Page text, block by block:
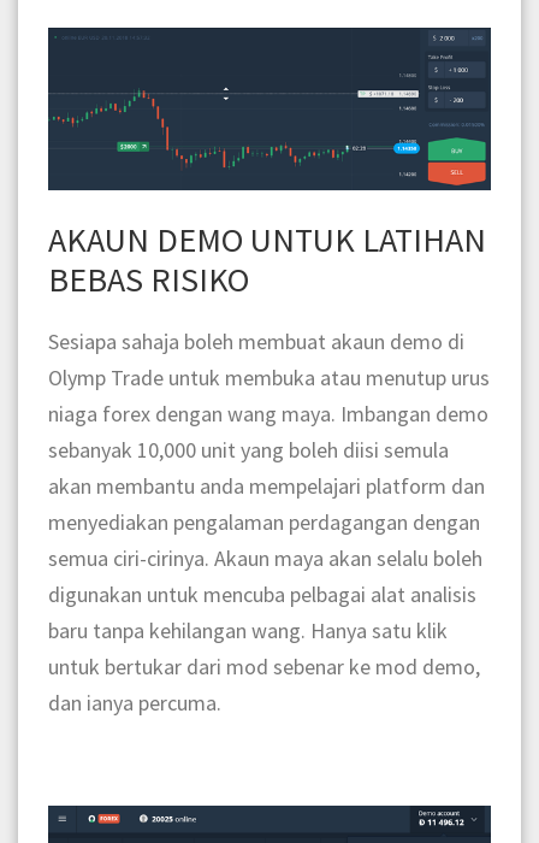
AKAUN DEMO UNTUK LATIHAN
BEBAS RISIKO
Sesiapa sahaja boleh membuat akaun demo di
Olymp Trade untuk membuka atau menutup urus
niaga forex dengan wang maya. Imbangan demo
sebanyak 10,000 unit yang boleh diisi semula
akan membantu anda mempelajari platform dan
menyediakan pengalaman perdagangan dengan
semua ciri-cirinya. Akaun maya akan selalu boleh
digunakan untuk mencuba pelbagai alat analisis
baru tanpa kehilangan wang. Hanya satu klik
untuk bertukar dari mod sebenar ke mod demo,
dan ianya percuma.